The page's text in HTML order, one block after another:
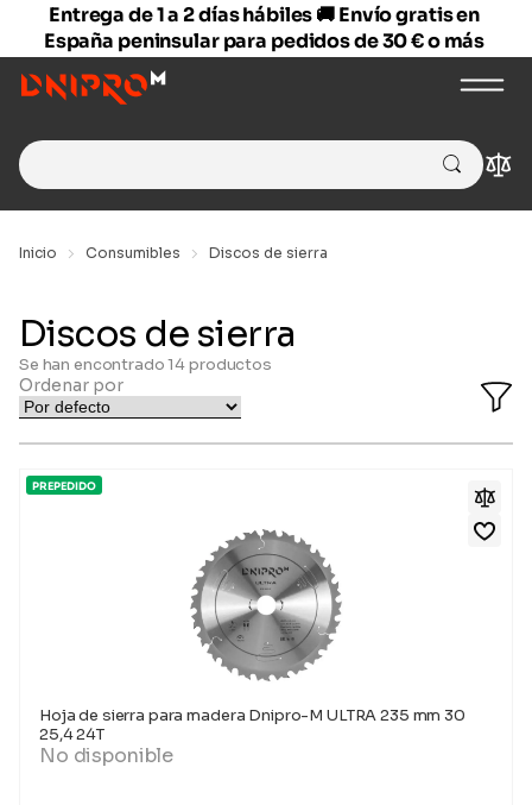
Entrega de 1 a 2 días hábiles 🚚 Envío gratis en
España peninsular para pedidos de 30 € o más
Search
for:
Inicio Consumibles Discos de sierra
Discos de sierra
Se han encontrado14productos
Ordenar por
PREPEDIDO
Hoja de sierra para madera Dnipro-M ULTRA 235 mm 30
25,4 24T
No disponible